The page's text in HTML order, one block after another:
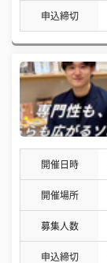
申込締切
開催日時
開催場所
募集人数
申込締切